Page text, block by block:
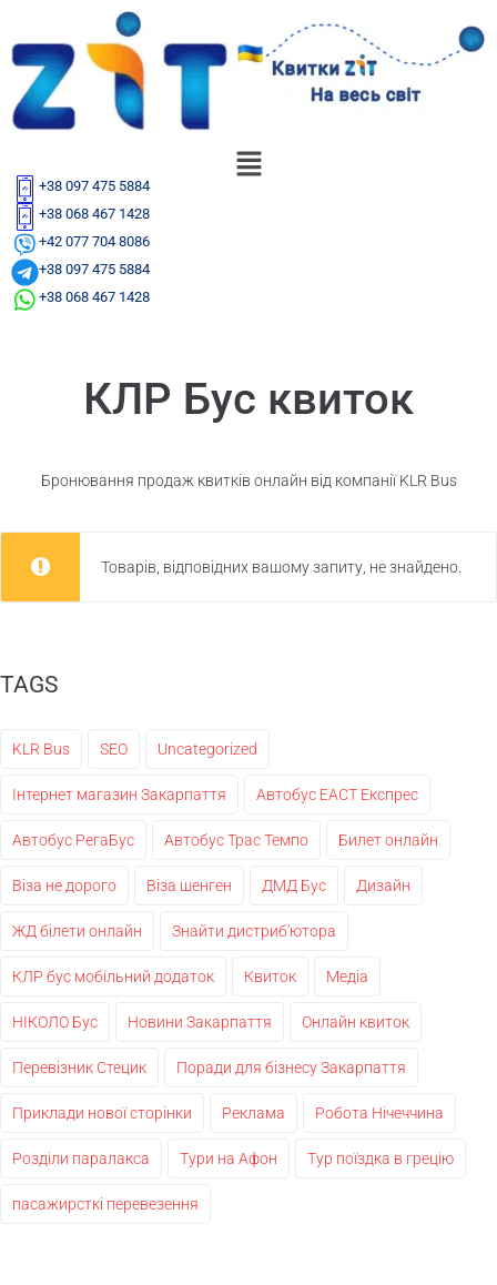
+38 097 475 5884
+38 068 467 1428
+42 077 704 8086
+38 097 475 5884
+38 068 467 1428
КЛР Бус квиток
Бронювання продаж квитків онлайн від компанії KLR Bus
Товарів, відповідних вашому запиту, не знайдено.
TAGS
KLR Bus SEO Uncategorized
Інтернет магазин Закарпаття Автобус ЕАСТ Експрес
Автобус РегаБус Автобус Трас Темпо Билет онлайн
Віза не дорого Віза шенген ДМД Бус Дизайн
ЖД білети онлайн Знайти дистриб'ютора
КЛР бус мобільний додаток Квиток Медіа
НІКОЛО Бус Новини Закарпаття Онлайн квиток
Перевізник Стецик Поради для бізнесу Закарпаття
Приклади нової сторінки Реклама Робота Нічеччина
Розділи паралакса Тури на Афон Тур поїздка в грецію
пасажирсткі перевезення